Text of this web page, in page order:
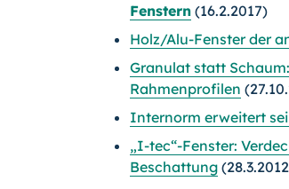
Fenstern (16.2.2017)
Holz/Alu-Fenster der
Granulat statt
Rahmenprofilen
Internorm erweitert
„I-tec“-Fenster:
Beschattung